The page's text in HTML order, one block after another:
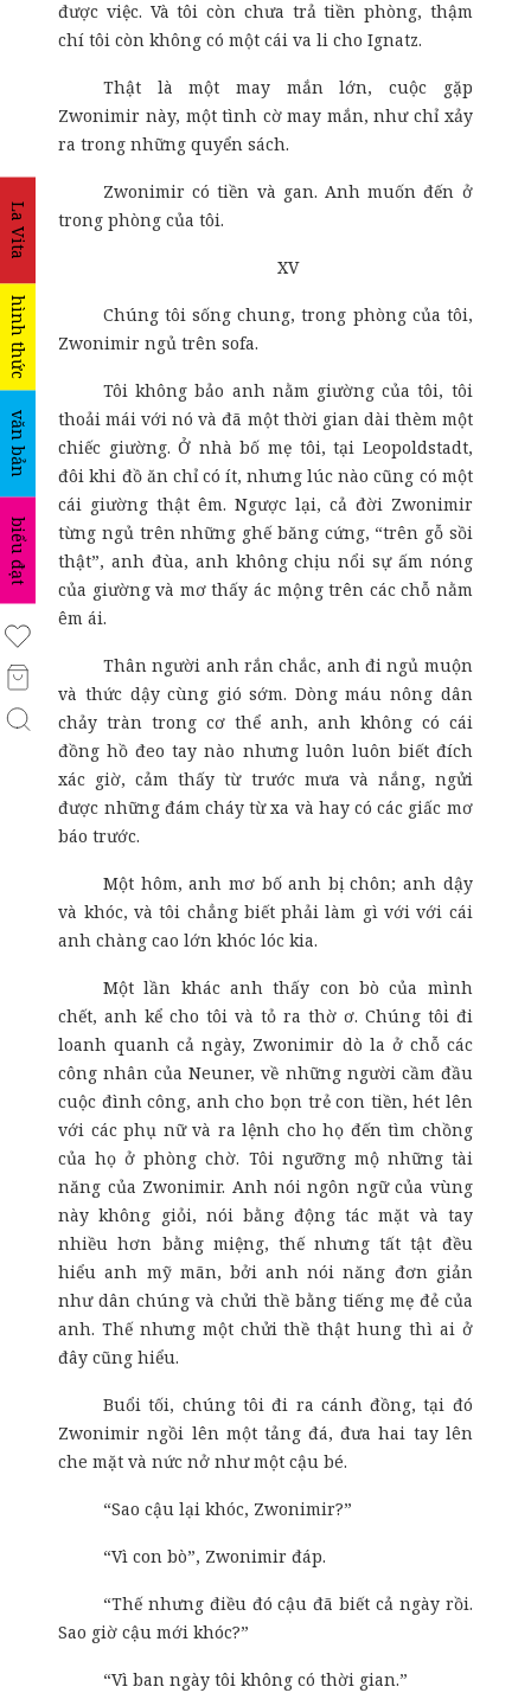
La Vita
hình thức
văn bản
biểu đạt
được việc. Và tôi còn chưa trả tiền phòng, thậm
chí tôi còn không có một cái va li cho Ignatz.
Thật là một may mắn lớn, cuộc gặp
Zwonimir này, một tình cờ may mắn, như chỉ xảy
ra trong những quyển sách.
Zwonimir có tiền và gan. Anh muốn đến ở
trong phòng của tôi.
XV
Chúng tôi sống chung, trong phòng của tôi,
Zwonimir ngủ trên sofa.
Tôi không bảo anh nằm giường của tôi, tôi
thoải mái với nó và đã một thời gian dài thèm một
chiếc giường. Ở nhà bố mẹ tôi, tại Leopoldstadt,
đôi khi đồ ăn chỉ có ít, nhưng lúc nào cũng có một
cái giường thật êm. Ngược lại, cả đời Zwonimir
từng ngủ trên những ghế băng cứng, “trên gỗ sồi
thật”, anh đùa, anh không chịu nổi sự ấm nóng
của giường và mơ thấy ác mộng trên các chỗ nằm
êm ái.
Thân người anh rắn chắc, anh đi ngủ muộn
và thức dậy cùng gió sớm. Dòng máu nông dân
chảy tràn trong cơ thể anh, anh không có cái
đồng hồ đeo tay nào nhưng luôn luôn biết đích
xác giờ, cảm thấy từ trước mưa và nắng, ngửi
được những đám cháy từ xa và hay có các giấc mơ
báo trước.
Một hôm, anh mơ bố anh bị chôn; anh dậy
và khóc, và tôi chẳng biết phải làm gì với với cái
anh chàng cao lớn khóc lóc kia.
Một lần khác anh thấy con bò của mình
chết, anh kể cho tôi và tỏ ra thờ ơ. Chúng tôi đi
loanh quanh cả ngày, Zwonimir dò la ở chỗ các
công nhân của Neuner, về những người cầm đầu
cuộc đình công, anh cho bọn trẻ con tiền, hét lên
với các phụ nữ và ra lệnh cho họ đến tìm chồng
của họ ở phòng chờ. Tôi ngưỡng mộ những tài
năng của Zwonimir. Anh nói ngôn ngữ của vùng
này không giỏi, nói bằng động tác mặt và tay
nhiều hơn bằng miệng, thế nhưng tất tật đều
hiểu anh mỹ mãn, bởi anh nói năng đơn giản
như dân chúng và chửi thề bằng tiếng mẹ đẻ của
anh. Thế nhưng một chửi thề thật hung thì ai ở
đây cũng hiểu.
Buổi tối, chúng tôi đi ra cánh đồng, tại đó
Zwonimir ngồi lên một tảng đá, đưa hai tay lên
che mặt và nức nở như một cậu bé.
“Sao cậu lại khóc, Zwonimir?”
“Vì con bò”, Zwonimir đáp.
“Thế nhưng điều đó cậu đã biết cả ngày rồi.
Sao giờ cậu mới khóc?”
“Vì ban ngày tôi không có thời gian.”